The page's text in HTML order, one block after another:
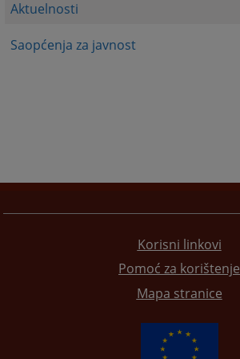
Aktuelnosti
Saopćenja za javnost
Korisni linkovi
Pomoć za korištenje
Mapa stranice